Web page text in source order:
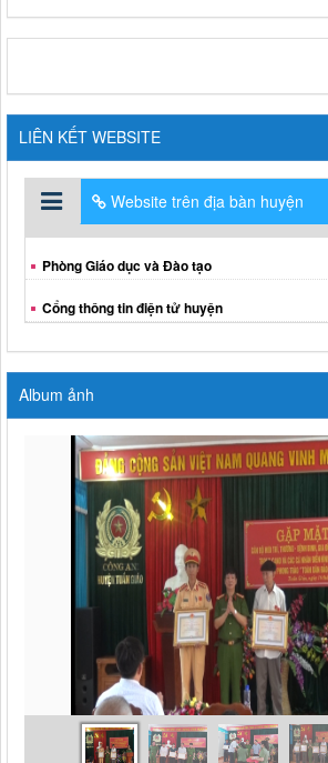
LIÊN KẾT WEBSITE
Website trên địa bàn huyện
Phòng Giáo dục và Đào tạo
Cổng thông tin điện tử huyện
Album ảnh